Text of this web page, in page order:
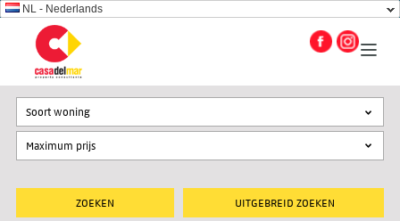
NL - Nederlands
UITGEBREID ZOEKEN
Soort woning